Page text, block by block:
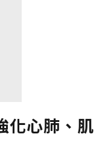
心肺、肌